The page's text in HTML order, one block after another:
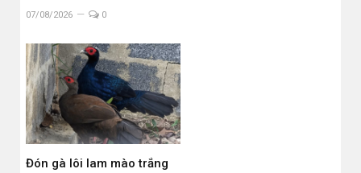
07/08/2026 0
Đón gà lôi lam mào trắng